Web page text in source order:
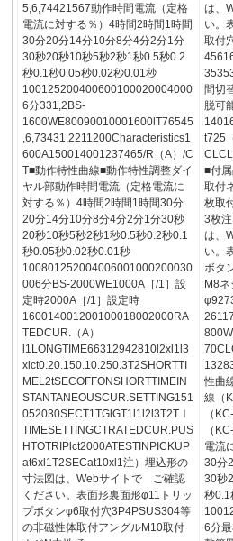
5,6,74421567動作時間電流（定格
電流に対する％）4時間2時間1時間
30分20分14分10分8分4分2分1分
30秒20秒10秒5秒2秒1秒0.5秒0.2
秒0.1秒0.05秒0.02秒0.01秒
100125200400600100020004000
6分331,2BS-
1600WE80090010001600lT76545
,6,73431,2211200Characteristics1
600A150014001237465/R（A）/C
T■動作特性曲線■動作特性調整ダイ
ヤル部動作時間電流（定格電流に
対する％）4時間2時間1時間30分
20分14分10分8分4分2分1分30秒
20秒10秒5秒2秒1秒0.5秒0.2秒0.1
秒0.05秒0.02秒0.01秒
100801252004006001000200030
006分BS-2000WE1000A［/1］設
定時2000A［/1］設定時
160014001200100018002000RA
TEDCUR.（A）
l1LONGTIME66312942810l2xl1l3
xlct0.20.150.10.250.3T2SHORTTI
MEL2tSECOFFONSHORTTIMEIN
STANTANEOUSCUR.SETTING151
052030SECT1TGlGT1l1l2l3T2TⅠ
TIMESETTINGCTRATEDCUR.PUS
HTOTRIPlct2000ATESTINPICKUP
at6xl1T2SECat10xl1注）埋込形の
寸法図は、Webサイトで ご確認
ください。表面形裏面形φ11トリッ
プボタンφ6取付穴3P4PSUS304等
の非磁性体取付アングルM10取付
は、
い。
取付
間切
脱可
t725
■付
取付
枚取
3枚
は、
い。
ボタ
M8
性曲
線（
（
（
電流
30分
30秒
秒0.1
6分